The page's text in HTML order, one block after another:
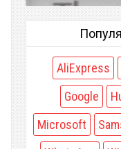
AliExpress
Google
Microsoft